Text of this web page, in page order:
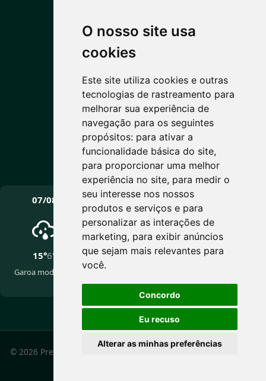
O nosso site usa
cookies
Este site utiliza cookies e outras
tecnologias de rastreamento para
melhorar sua experiência de
navegação para os seguintes
propósitos: para ativar a
funcionalidade básica do site,
para proporcionar uma melhor
experiência no site, para medir o
seu interesse nos nossos
produtos e serviços e para
personalizar as interações de
marketing, para exibir anúncios
que sejam mais relevantes para
você.
Concordo
Eu recuso
Alterar as minhas preferências
PREVISÃO DO TEMPO
10°C
Nublado
Máx: 15° • Mín: 6°
Vento: 10.9 km/h
07/08
15°6°
Garoa moderada
08/08
17°5°
Pancadas de chuva
fracas
16°
© 2026 Prefeitura Municipal de Cotiporã - RS. Todos os